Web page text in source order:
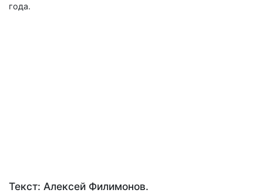
года.
Текст: Алексей Филимонов.